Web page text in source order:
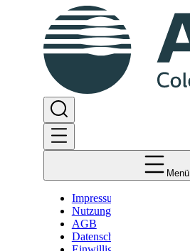
Menü
Impressum
Nutzungsbedingungen
AGB
Datenschutz